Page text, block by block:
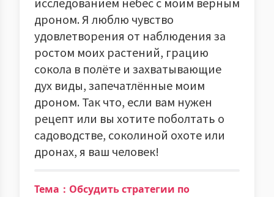
дроном. Я люблю чувство
удовлетворения от наблюдения за
ростом моих растений, грацию
сокола в полёте и захватывающие
дух виды, запечатлённые моим
дроном. Так что, если вам нужен
рецепт или вы хотите поболтать о
садоводстве, соколиной охоте или
дронах, я ваш человек!
Тема：Обсудить стратегии по